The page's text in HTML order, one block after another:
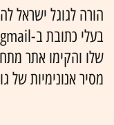
הורה לגוגל ישראל
שלו והקימו אתר
מסיר אנונימיות של